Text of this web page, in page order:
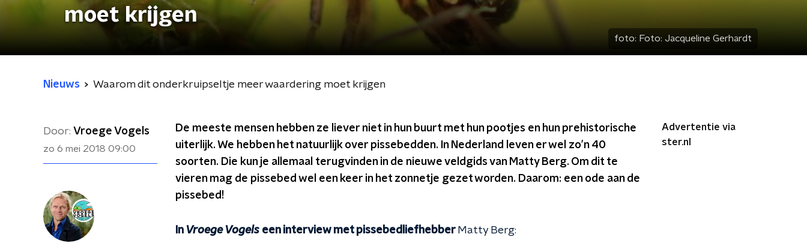
moet krijgen
foto: Foto: Jacqueline Gerhardt
Nieuws Waarom dit onderkruipseltje meer waardering moet krijgen
Door: Vroege Vogels
zo 6 mei 2018 09:00
De meeste mensen hebben ze liever niet in hun buurt met hun pootjes en hun prehistorische
uiterlijk. We hebben het natuurlijk over pissebedden. In Nederland leven er wel zo’n 40
soorten. Die kun je allemaal terugvinden in de nieuwe veldgids van Matty Berg. Om dit te
vieren mag de pissebed wel een keer in het zonnetje gezet worden. Daarom: een ode aan de
pissebed!
In Vroege Vogels een interview met pissebedliefhebber Matty Berg:
Advertentie via
ster.nl